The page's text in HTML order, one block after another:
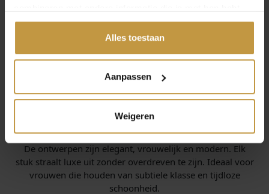
gedeeld of die ze hebben verzameld via jouw gebruik van
Alles toestaan
Aanpassen
Weigeren
Jackie Gold staat voor verfijnde sieraden van echt goud.
De ontwerpen zijn elegant, vrouwelijk en modern. Elk
stuk straalt luxe uit zonder overdreven te zijn. Ideaal voor
vrouwen die houden van subtiele klasse en tijdloze
schoonheid.